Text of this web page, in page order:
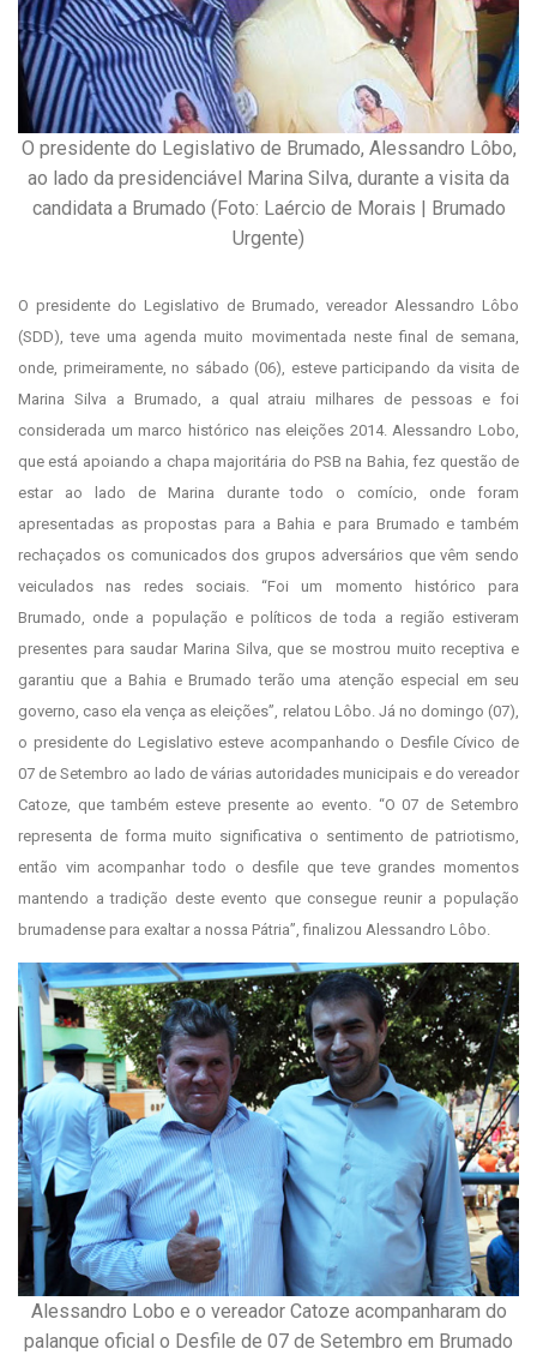
O presidente do Legislativo de Brumado, Alessandro Lôbo,
ao lado da presidenciável Marina Silva, durante a visita da
candidata a Brumado (Foto: Laércio de Morais | Brumado
Urgente)
O presidente do Legislativo de Brumado, vereador Alessandro Lôbo
(SDD), teve uma agenda muito movimentada neste final de semana,
onde, primeiramente, no sábado (06), esteve participando da visita de
Marina Silva a Brumado, a qual atraiu milhares de pessoas e foi
considerada um marco histórico nas eleições 2014. Alessandro Lobo,
que está apoiando a chapa majoritária do PSB na Bahia, fez questão de
estar ao lado de Marina durante todo o comício, onde foram
apresentadas as propostas para a Bahia e para Brumado e também
rechaçados os comunicados dos grupos adversários que vêm sendo
veiculados nas redes sociais. “Foi um momento histórico para
Brumado, onde a população e políticos de toda a região estiveram
presentes para saudar Marina Silva, que se mostrou muito receptiva e
garantiu que a Bahia e Brumado terão uma atenção especial em seu
governo, caso ela vença as eleições”, relatou Lôbo. Já no domingo (07),
o presidente do Legislativo esteve acompanhando o Desfile Cívico de
07 de Setembro ao lado de várias autoridades municipais e do vereador
Catoze, que também esteve presente ao evento. “O 07 de Setembro
representa de forma muito significativa o sentimento de patriotismo,
então vim acompanhar todo o desfile que teve grandes momentos
mantendo a tradição deste evento que consegue reunir a população
brumadense para exaltar a nossa Pátria”, finalizou Alessandro Lôbo.
Alessandro Lobo e o vereador Catoze acompanharam do
palanque oficial o Desfile de 07 de Setembro em Brumado